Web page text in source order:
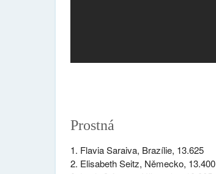
Prostná
1. Flavia Saraiva, Brazílie, 13.625
2. Elisabeth Seitz, Německo, 13.400